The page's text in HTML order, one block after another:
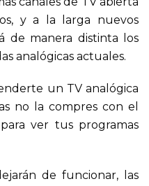
y a la larga nuevos
de manera distinta los
analógicas actuales.
un TV analógica
no la compres con el
ver tus programas
de funcionar, las